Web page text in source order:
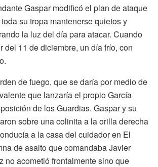
Gaspar modificó el plan de ataque
su tropa mantenerse quietos y
la luz del día para atacar. Cuando
del 11 de diciembre, un día frío, con
de fuego, que se daría por medio de
que lanzaría el propio García
de los Guardias. Gaspar y su
sobre una colinita a la orilla derecha
a la casa del cuidador en El
de asalto que comandaba Javier
no acometió frontalmente sino que